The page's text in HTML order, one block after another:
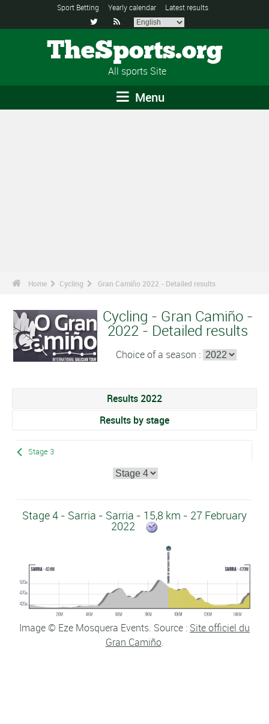
Sport Betting Yearly calendar Latest results
 
TheSports.org
All sports Site
Menu
Home Cycling Gran Camiño 2022 - Detailed results
Cycling - Gran Camiño -
2022 - Detailed results
Choice of a season :
Results 2022
Results by stage
Stage 3
Stage 4 - Sarria - Sarria - 15,8 km - 27 February
2022
Image © Eze Mosquera Events. Source : Site officiel du
Gran Camiño.